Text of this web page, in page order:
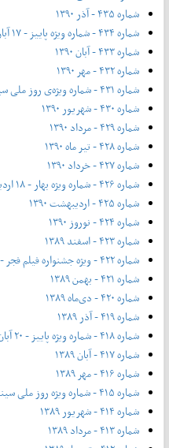
شماره ۴۳۵ - آذر ۱۳۹۰
شماره ۴۳۴ - شماره ویژه پاییز - ۱۷ آبان ۱۳۹۰
شماره ۴۳۳ - آبان ۱۳۹۰
شماره ۴۳۲ - مهر ۱۳۹۰
شماره ۴۳۱ - شماره ویژه‌ی روز ملی سینما - ۲۱ شهریور ۱۳۹۰
شماره ۴۳۰ - شهریور ۱۳۹۰
شماره ۴۲۹ - مرداد ۱۳۹۰
شماره ۴۲۸ - تیر ماه ۱۳۹۰
شماره ۴۲۷ - خرداد ۱۳۹۰
شماره ۴۲۶ - شماره ویژه بهار - ۱۸ اردیبهشت ۱۳۹۰
شماره ۴۲۵ - اردیبهشت ۱۳۹۰
شماره ۴۲۴ - نوروز ۱۳۹۰
شماره ۴۲۳ - اسفند ۱۳۸۹
شماره ۴۲۲ - ویژه جشنواره فیلم فجر - ۱۶ بهمن ۱۳۸۹
شماره ۴۲۱ - بهمن ۱۳۸۹
شماره ۴۲۰ - دی‌ماه ۱۳۸۹
شماره ۴۱۹ - آذر ۱۳۸۹
شماره ۴۱۸ - شماره ویژه پاییز - ۲۰ آبان ۱۳۸۹
شماره ۴۱۷ - آبان ۱۳۸۹
شماره ۴۱۶ - مهر ۱۳۸۹
شماره ۴۱۵ - شماره ویژه روز ملی سینما - ۲۱ شهریور ۱۳۸۹
شماره ۴۱۴ - شهریور ۱۳۸۹
شماره ۴۱۳ - مرداد ۱۳۸۹